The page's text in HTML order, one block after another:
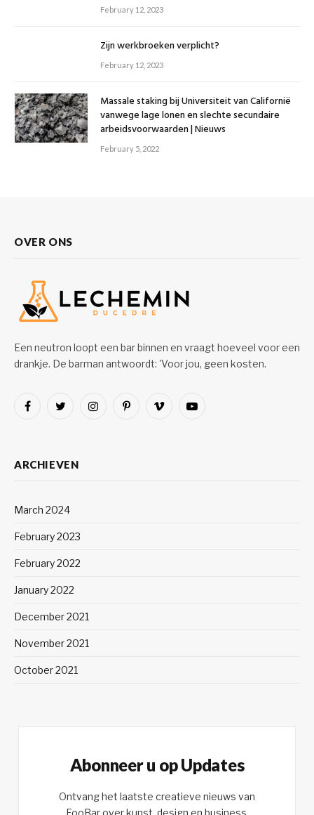
February 12, 2023
Zijn werkbroeken verplicht?
February 12, 2023
Massale staking bij Universiteit van Californië
vanwege lage lonen en slechte secundaire
arbeidsvoorwaarden | Nieuws
February 5, 2022
OVER ONS
Een neutron loopt een bar binnen en vraagt hoeveel voor een
drankje. De barman antwoordt: 'Voor jou, geen kosten.
FacebookTwitterInstagramPinterestVimeoYouTube
ARCHIEVEN
March 2024
February 2023
February 2022
January 2022
December 2021
November 2021
October 2021
Abonneer u op Updates
Ontvang het laatste creatieve nieuws van